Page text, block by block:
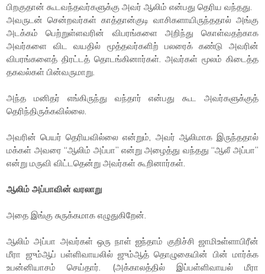
பிறகுதான் கூடவந்தவர்களுக்கு அவர் ஆலிம் என்பது தெரிய வந்தது.
அவருடன் சென்றவர்கள் காத்தான்குடி வாசிகளாயிருந்ததால் அங்கு
அடக்கம் பெற்றுள்ளவரின் விபரங்களை அறிந்து கொள்வதற்காக
அவர்களை விட வயதில் மூத்தவர்களிற் பலரைக் கண்டு அவரின்
விபரங்களைத் திரட்டத் தொடங்கினார்கள். அவர்கள் மூலம் கிடைத்த
தகவல்கள் பின்வருமாறு.
அந்த மனிதர் எங்கிருந்து வந்தார் என்பது கூட அவர்களுக்குத்
தெரிந்திருக்கவில்லை.
அவரின் பெயர் தெரியவில்லை என்றும், அவர் ஆலிமாக இருந்ததால்
மக்கள் அவரை “ஆலிம் அப்பா” என்று அழைத்து வந்தது “ஆலீ அப்பா”
என்று மருவி விட்டதென்று அவர்கள் கூறினார்கள்.
ஆலிம் அப்பாவின் வரலாறு
அதை இங்கு சுருக்கமாக எழுதுகிறேன்.
ஆலிம் அப்பா அவர்கள் ஒரு நாள் ஐந்தாம் குறிச்சி ஜாமிஉள்ளாபிரீன்
மீரா ஜும்ஆப் பள்ளிவாயலில் ஜும்ஆத் தொழுகையின் பின் மார்க்க
உபன்னியாசம் செய்தார். (அக்காலத்தில் இப்பள்ளிவாயல் மீரா